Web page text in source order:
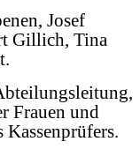
Josef
Gillich, Tina
Frauen und
Kassenprüfers.